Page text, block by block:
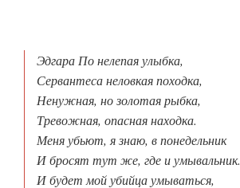
Эдгара По нелепая улыбка,
Сервантеса неловкая походка,
Ненужная, но золотая рыбка,
Тревожная, опасная находка.
Меня убьют, я знаю, в понедельник
И бросят тут же, где и умывальник.
И будет мой убийца умываться,